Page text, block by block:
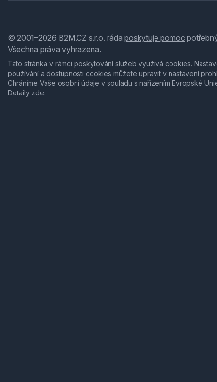
© 2001–2026 B2M.CZ s.r.o. ráda poskytuje pomoc
Všechna práva vyhrazena.
Tato stránka v rámci poskytování služeb využívá cookies.
používání a dostupnosti cookies můžete upravit v nastavení
Chráníme Vaše osobní údaje v souladu s nařízením Evropské
Detaily zde.